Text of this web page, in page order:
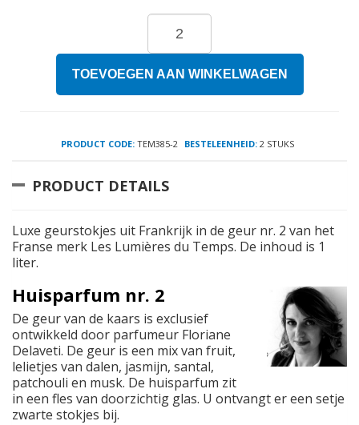
TOEVOEGEN AAN WINKELWAGEN
PRODUCT CODE: TEM385-2 BESTELEENHEID: 2 STUKS
PRODUCT DETAILS
Luxe geurstokjes uit Frankrijk in de geur nr. 2 van het
Franse merk Les Lumières du Temps. De inhoud is 1
liter.
Huisparfum nr. 2
De geur van de kaars is exclusief
ontwikkeld door parfumeur Floriane
Delaveti. De geur is een mix van fruit,
lelietjes van dalen, jasmijn, santal,
patchouli en musk. De huisparfum zit
in een fles van doorzichtig glas. U ontvangt er een setje
zwarte stokjes bij.